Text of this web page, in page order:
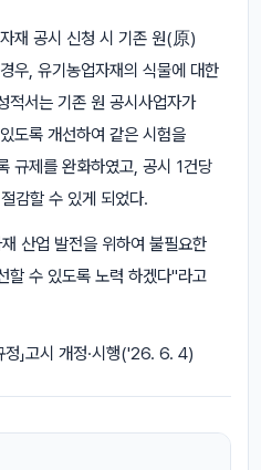
재 공시 신청 시 기존 원(原)
우, 유기농업자재의 식물에 대한
적서는 기존 원 공시사업자가
도록 개선하여 같은 시험을
규제를 완화하였고, 공시 1건당
감할 수 있게 되었다.
산업 발전을 위하여 불필요한
할 수 있도록 노력 하겠다"라고
정」고시 개정·시행('26. 6. 4)